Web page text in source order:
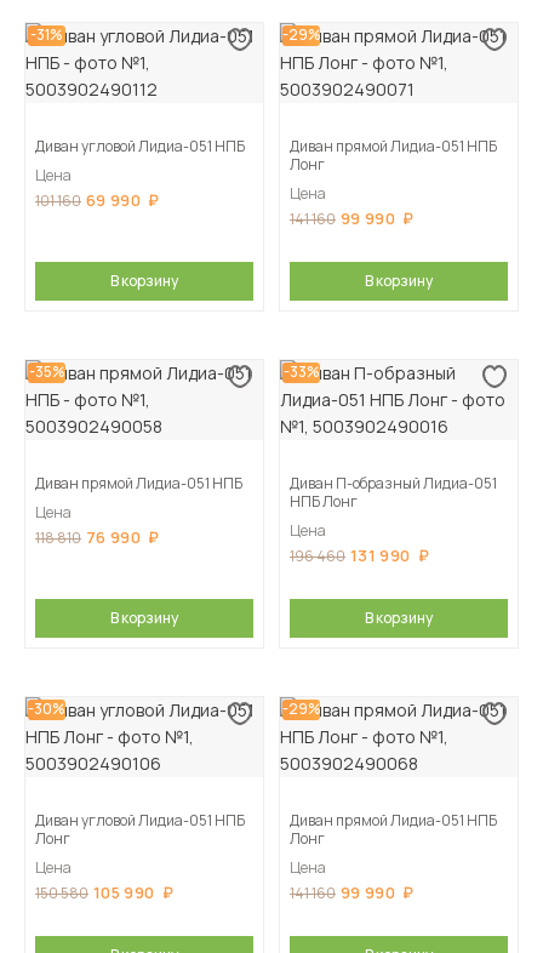
-31%
Диван угловой Лидиа-051 НПБ
Цена
101 160 69 990
В корзину
-29%
Диван прямой Лидиа-051 НПБ
Лонг
Цена
141 160 99 990
В корзину
-35%
Диван прямой Лидиа-051 НПБ
Цена
118 810 76 990
В корзину
-33%
Диван П-образный Лидиа-051
НПБ Лонг
Цена
196 460 131 990
В корзину
-30%
Диван угловой Лидиа-051 НПБ
Лонг
Цена
150 580 105 990
-29%
Диван прямой Лидиа-051 НПБ
Лонг
Цена
141 160 99 990